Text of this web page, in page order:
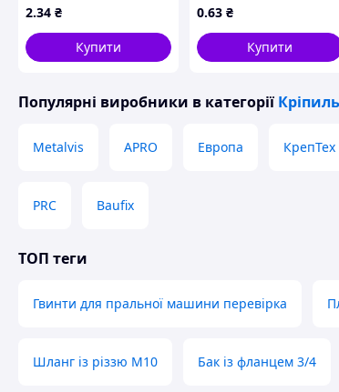
оцинкований
2.34 ₴
Купити
0.63 ₴
Купити
Популярні виробники в категорії
Metalvis APRO Европа КрепТех
PRC Baufix
ТОП теги
Гвинти для пральної машини перевірка
Шланг із різзю M10 Бак із фланцем 3/4